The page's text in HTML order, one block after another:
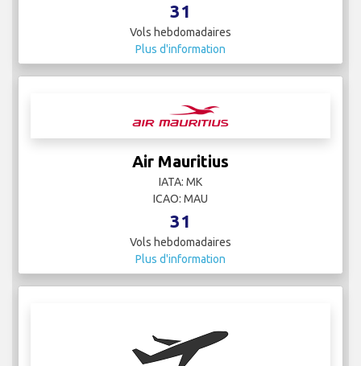
31
Vols hebdomadaires
Plus d'information
Air Mauritius
IATA: MK
ICAO: MAU
31
Vols hebdomadaires
Plus d'information